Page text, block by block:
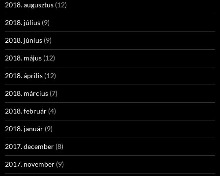
2018. augusztus (12)
2018. július (9)
2018. június (9)
2018. május (12)
2018. április (12)
2018. március (7)
2018. február (4)
2018. január (9)
2017. december (8)
2017. november (9)